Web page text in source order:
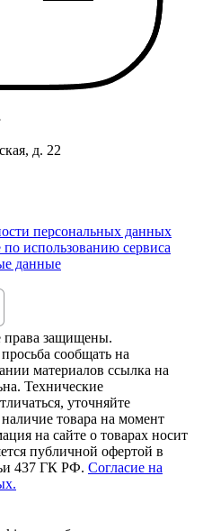
д. 22
персональных данных
использованию сервиса
данные
защищены.
сообщать на
материалов ссылка на
Технические
уточняйте
товара на момент
на сайте о товарах носит
публичной офертой в
437 ГК РФ. Согласие на